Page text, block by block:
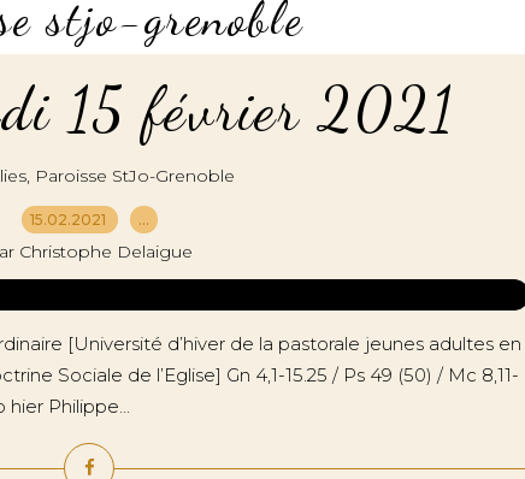
stjo-grenoble
15 février 2021
, Paroisse StJo-Grenoble
15.02.2021 …
Christophe Delaigue
[Université d’hiver de la pastorale jeunes adultes en
Sociale de l’Eglise] Gn 4,1-15.25 / Ps 49 (50) / Mc 8,11-
hier Philippe...